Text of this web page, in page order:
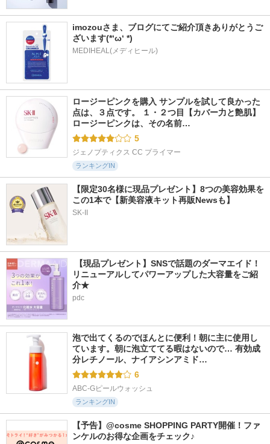
5.2
4651件
ゴールデンタイムリ
ペア 深夜浸透クリ
ーム
SOFINA iP
5.9
5160件
SK-II ONE BY KOSE
imozouさま、ブログにてご紹介頂きありがとうご
ざいます(*‘ω‘ *)
MEDIHEAL(メディヒール)
ロージーピンクを購入 サンプルを試して良かった
点は、３点です。 １・２つ目【カバー力と艶肌】
ロージーピンクは、その名前…
5
ジェノプティクス CC プライマー
ランキングIN
【限定30名様に現品プレゼント】8つの美容効果を
この1本で【新美容液キット再販Newsも】
SK-II
【現品プレゼント】SNSで話題のダーマエイド！
リニューアルしてパワーアップした大容量をご紹
介★
pdc
泡で出てくるのでほんとに便利！朝に主に使用し
ています。朝に泡立ててる暇はないので… 有効成
分レチノール、ナイアシンアミド…
6
ABC-Gピールウォッシュ
ランキングIN
【予告】@cosme SHOPPING PARTY開催！ファ
ンケルのお得な企画をチェック♪